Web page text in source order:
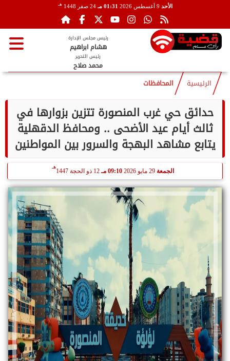
الأحد 01:31 مـ 24 صفر 1448 هـ
رئيس مجلس الإدارة
هشام ابراهيم
رئيس التحرير
محمد صلاح
الرئيسية المحافظات
حدائق حي غرب المنصورة تتزين بزوارها في
ثالث أيام عيد الأضحى .. ومحافظ الدقهلية
يتابع مشاهد البهجة والسرور بين المواطنين
الجمعة 09:10 مـ 12 ذو الحجة 1447
هـ